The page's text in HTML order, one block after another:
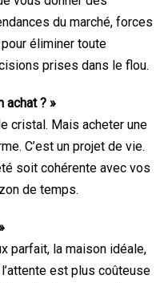
du marché, forces
éliminer toute
prises dans le flou.
achat ? »
cristal. Mais acheter une
C’est un projet de vie.
soit cohérente avec vos
de temps.
parfait, la maison idéale,
est plus coûteuse